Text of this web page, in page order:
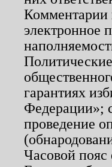
Комментарии
электронное
гарантиях
Федерации»;
проведение
Часовой